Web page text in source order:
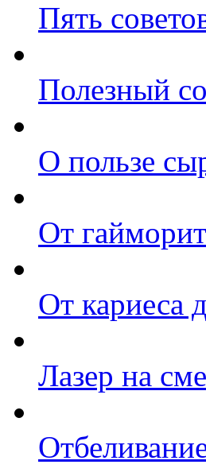
Пять
Полезный
О пользе
От
От кариеса
Лазер на